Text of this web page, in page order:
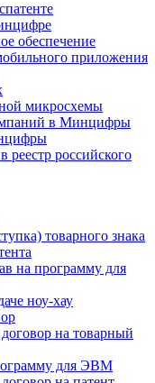
обеспечение
приложения
микросхемы
в Минцифры
реестр российского
товарного знака
на программу для
ноу-хау
на товарный
для ЭВМ